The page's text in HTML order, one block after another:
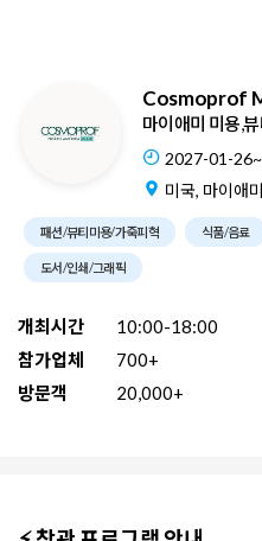
Cosmoprof
마이애미 미용,
2027-01-
미국, 마이애
패션/뷰티미용/가죽피혁 식품/음료
도서/인쇄/그래픽
개최시간
10:00-18:00
참가업체
700+
방문객
20,000+